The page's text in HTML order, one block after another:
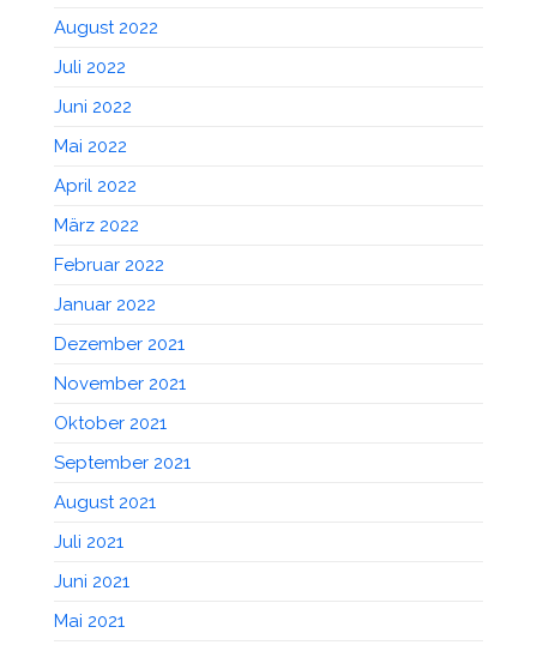
August 2022
Juli 2022
Juni 2022
Mai 2022
April 2022
März 2022
Februar 2022
Januar 2022
Dezember 2021
November 2021
Oktober 2021
September 2021
August 2021
Juli 2021
Juni 2021
Mai 2021